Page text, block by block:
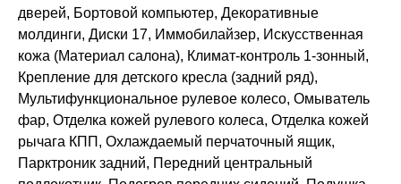
дверей, Бортовой компьютер, Декоративные
молдинги, Диски 17, Иммобилайзер, Искусственная
кожа (Материал салона), Климат-контроль 1-зонный,
Крепление для детского кресла (задний ряд),
Мультифункциональное рулевое колесо, Омыватель
фар, Отделка кожей рулевого колеса, Отделка кожей
рычага КПП, Охлаждаемый перчаточный ящик,
Парктроник задний, Передний центральный